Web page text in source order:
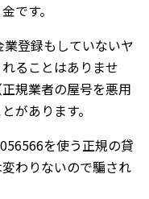
です。
登録もしていないヤ
ることはありませ
規業者の屋号を悪用
があります。
を使う正規の貸
わりないので騙され